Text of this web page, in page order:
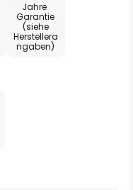
Jahre
Garantie
(siehe
Herstellera
ngaben)